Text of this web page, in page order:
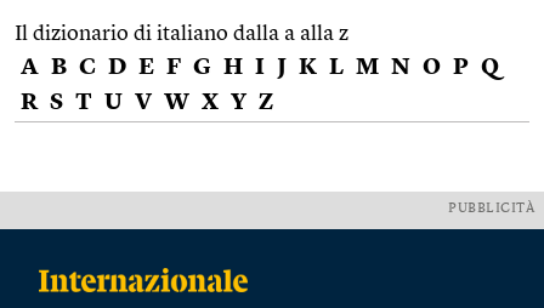
Il dizionario di italiano dalla a alla z
A B C D E F G H I J K L M N O P Q
R S T U V W X Y Z
PUBBLICITÀ